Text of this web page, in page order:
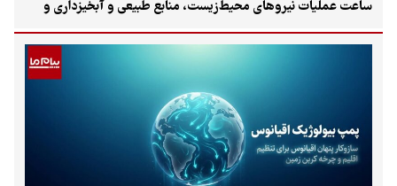
ساعت عملیات نیروهای محیط‌زیست، منابع طبیعی و آبخیزداری و
مشارکت دوستداران محیط‌زیست مهار شد.